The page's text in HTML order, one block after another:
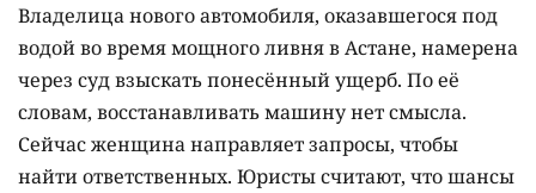
Владелица нового автомобиля, оказавшегося под
водой во время мощного ливня в Астане, намерена
через суд взыскать понесённый ущерб. По её
словам, восстанавливать машину нет смысла.
Сейчас женщина направляет запросы, чтобы
найти ответственных. Юристы считают, что шансы